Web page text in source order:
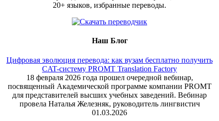
20+ языков, избранные переводы.
Наш Блог
Цифровая эволюция перевода: как вузам бесплатно получить
CAT-систему PROMT Translation Factory
18 февраля 2026 года прошел очередной вебинар,
посвященный Академической программе компании PROMT
для представителей высших учебных заведений. Вебинар
провела Наталья Железняк, руководитель лингвистич
01.03.2026